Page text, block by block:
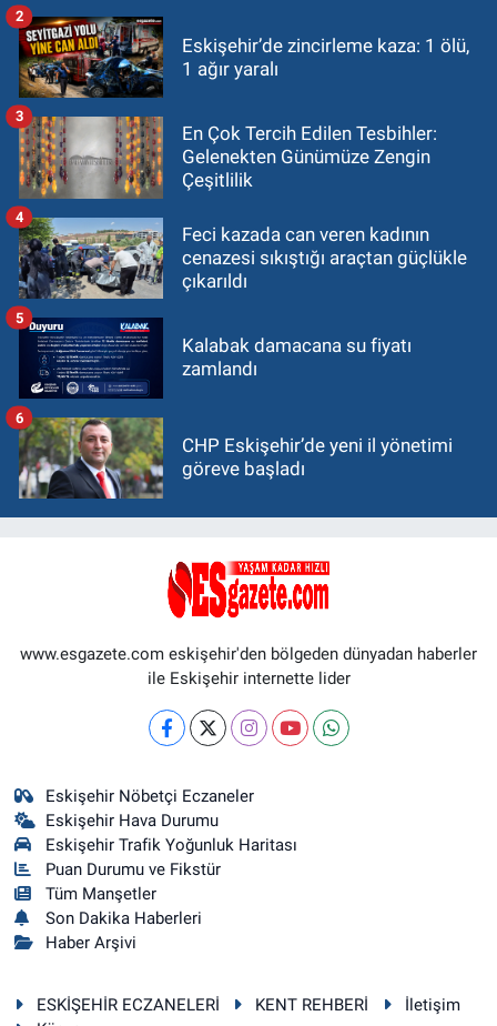
Eskişehir’de zincirleme kaza: 1 ölü,
1 ağır yaralı
2
En Çok Tercih Edilen Tesbihler:
Gelenekten Günümüze Zengin
Çeşitlilik
3
Feci kazada can veren kadının
cenazesi sıkıştığı araçtan güçlükle
çıkarıldı
4
Kalabak damacana su fiyatı
zamlandı
5
CHP Eskişehir’de yeni il yönetimi
göreve başladı
6
www.esgazete.com eskişehir'den bölgeden dünyadan haberler
ile Eskişehir internette lider
Eskişehir Nöbetçi Eczaneler
Eskişehir Hava Durumu
Eskişehir Trafik Yoğunluk Haritası
Puan Durumu ve Fikstür
Tüm Manşetler
Son Dakika Haberleri
Haber Arşivi
ESKİŞEHİR ECZANELERİ KENT REHBERİ
İletişim